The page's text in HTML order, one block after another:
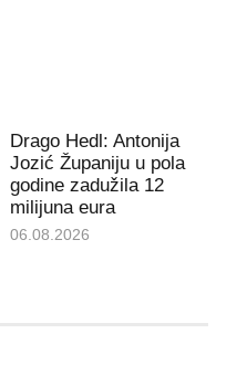
Drago Hedl: Antonija
Jozić Županiju u pola
godine zadužila 12
milijuna eura
06.08.2026